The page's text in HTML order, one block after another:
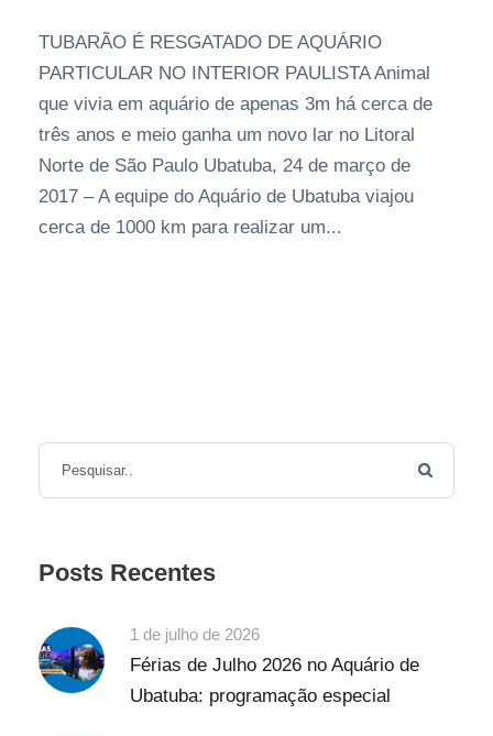
TUBARÃO É RESGATADO DE AQUÁRIO
PARTICULAR NO INTERIOR PAULISTA Animal
que vivia em aquário de apenas 3m há cerca de
três anos e meio ganha um novo lar no Litoral
Norte de São Paulo Ubatuba, 24 de março de
2017 – A equipe do Aquário de Ubatuba viajou
cerca de 1000 km para realizar um...
Posts Recentes
1 de julho de 2026
Férias de Julho 2026 no Aquário de
Ubatuba: programação especial